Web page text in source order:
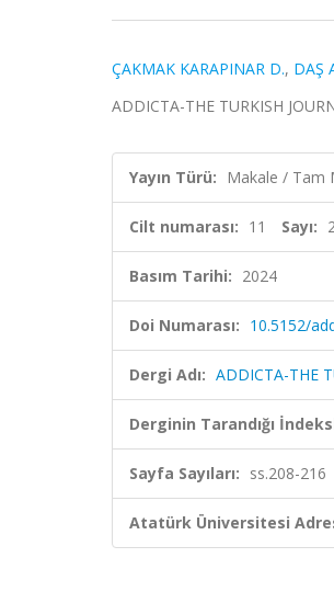
ÇAKMAK KARAPINAR D., DAŞ
ADDICTA-THE TURKISH
Yayın Türü: Makale / Tam
Cilt numarası: 11 Sayı:
Basım Tarihi: 2024
Doi Numarası: 10.5152/
Dergi Adı: ADDICTA-THE
Derginin Tarandığı
Sayfa Sayıları: ss.208-216
Atatürk Üniversitesi